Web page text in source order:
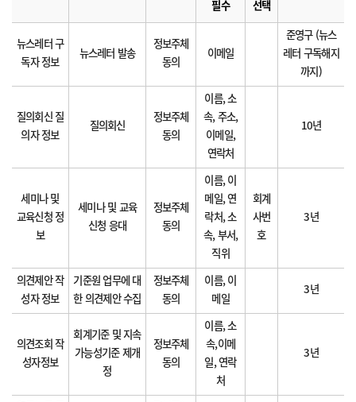
필수
선택
뉴스레터 구
독자 정보
뉴스레터 발송
정보주체
동의
이메일
준영구 (뉴스
레터 구독해지
까지)
질의회신 질
의자 정보
질의회신
정보주체
동의
이름, 소
속, 주소,
이메일,
연락처
10년
세미나 및
교육신청 정
보
세미나 및 교육
신청 응대
정보주체
동의
이름, 이
메일, 연
락처, 소
속, 부서,
직위
회계
사번
호
3년
의견제안 작
성자 정보
기준원 업무에 대
한 의견제안 수집
정보주체
동의
이름, 이
메일
3년
의견조회 작
성자정보
회계기준 및 지속
가능성기준 제개
정
정보주체
동의
이름, 소
속,이메
일, 연락
처
3년